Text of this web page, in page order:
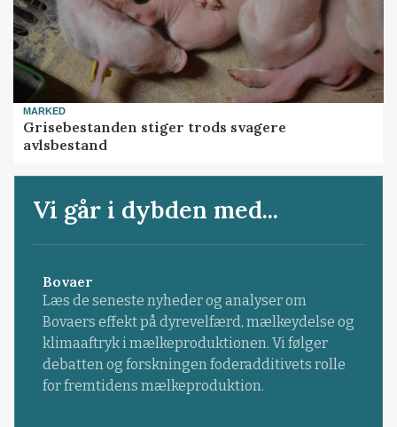
MARKED
Grisebestanden stiger trods svagere
avlsbestand
Vi går i dybden med...
Bovaer
Læs de seneste nyheder og analyser om
Bovaers effekt på dyrevelfærd, mælkeydelse og
klimaaftryk i mælkeproduktionen. Vi følger
debatten og forskningen foderadditivets rolle
for fremtidens mælkeproduktion.